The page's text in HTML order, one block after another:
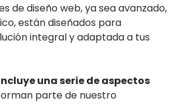
de diseño web, ya sea avanzado,
están diseñados para
integral y adaptada a tus
una serie de aspectos
parte de nuestro